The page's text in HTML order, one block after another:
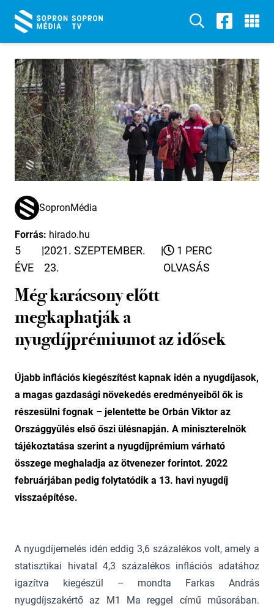
SopronMédia
Forrás: hirado.hu
5
ÉVE
|2021. SZEPTEMBER.
23.
|
1 PERC
OLVASÁS
Még karácsony előtt
megkaphatják a
nyugdíjprémiumot az idősek
Újabb inflációs kiegészítést kapnak idén a nyugdíjasok,
a magas gazdasági növekedés eredményeiből ők is
részesülni fognak – jelentette be Orbán Viktor az
Országgyűlés első őszi ülésnapján. A miniszterelnök
tájékoztatása szerint a nyugdíjprémium várható
összege meghaladja az ötvenezer forintot. 2022
februárjában pedig folytatódik a 13. havi nyugdíj
visszaépítése.
A nyugdíjemelés idén eddig 3,6 százalékos volt, amely a
statisztikai hivatal 4,3 százalékos inflációs adatához
igazítva kiegészül – mondta Farkas András
nyugdíjszakértő az M1 Ma reggel című műsorában.